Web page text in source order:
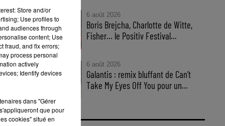
6 août 2026
Boris Brejcha, Charlotte de Witte,
Fisher… le Positiv Festival...
6 août 2026
Galantis : remix bluffant de Can’t
Take My Eyes Off You pour un...
Store and/or
Use profiles to
audiences through
content; Use
fraud, and fix errors;
process personal
actively
Identify devices
dans "Gérer
que pour
cookies" situé en